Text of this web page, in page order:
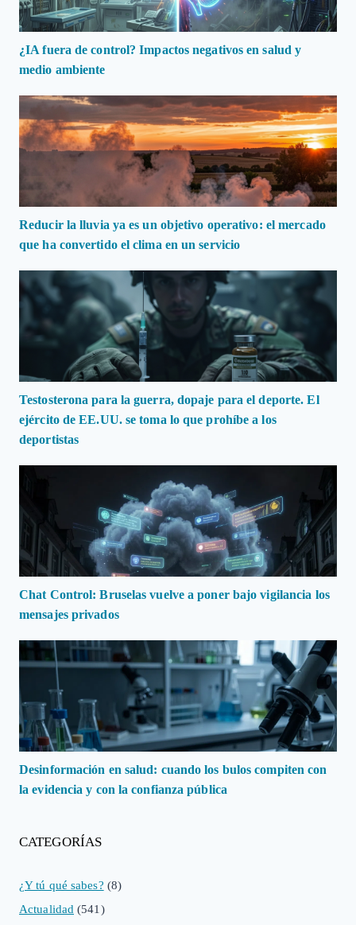
¿IA fuera de control? Impactos negativos en salud y
medio ambiente
Reducir la lluvia ya es un objetivo operativo: el mercado
que ha convertido el clima en un servicio
Testosterona para la guerra, dopaje para el deporte. El
ejército de EE.UU. se toma lo que prohíbe a los
deportistas
Chat Control: Bruselas vuelve a poner bajo vigilancia los
mensajes privados
Desinformación en salud: cuando los bulos compiten con
la evidencia y con la confianza pública
CATEGORÍAS
¿Y tú qué sabes? (8)
Actualidad (541)